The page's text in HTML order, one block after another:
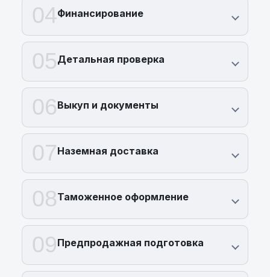
04Финансирование
05Детальная проверка
06Выкуп и документы
07Наземная доставка
08Таможенное оформление
09Предпродажная подготовка